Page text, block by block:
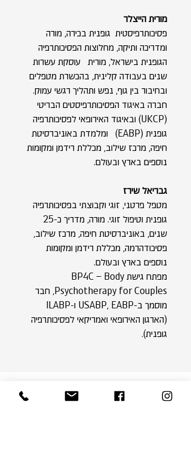
מורית הייצלר
פסיכותרפיסטית גופנית בכירה, מורה
ומדריכה ותיקה, מחלוצות הפסיכותרפיה
הגופנית בישראל, מורית עוסקת עשרות
שנים בעבודה קלינית, בהכשרת מטפלים
ובחיבור בין גוף, נפש ותהליך רגשי עמוק.
חברה באיגוד הפסיכותרפיסטים הבריטי
(UKCP) ובאיגוד האירופאי לפסיכותרפיה
גופנית (EABP) ומלמדת באוניברסיטת
חיפה, מרכז שילוב, מכללת רידמן ומקומות
נוספים בארץ ובעולם.
גבריאל שירז
מטפל פרטני, זוגי וקבוצתי בפסיכותרפיה
גופנית וטיפול זוגי. מורה, מדריך כ-25
שנים, באוניברסיטת חיפה, מרכז שילוב,
פסיכודהרמה, מכללת רידמן ומקומות
נוספים בארץ ובעולם.
מפתח גישת BP4C – Body
Psychotherapy for Couples, חבר
מוסמך ב-USABP, EABP ו-ILABP
(הארגון האירופאי ואמריקאי לפסיכותרפיה
גופנית).
צריכ.ה ייעוץ לימודי?